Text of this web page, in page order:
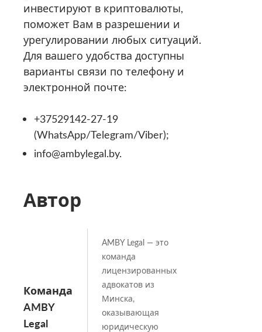
инвестируют в криптовалюты,
поможет Вам в разрешении и
урегулировании любых ситуаций.
Для вашего удобства доступны
варианты связи по телефону и
электронной почте:
+37529142-27-19
(WhatsApp/Telegram/Viber);
info@ambylegal.by.
Автор
Команда
AMBY
Legal
AMBY Legal — это
команда
лицензированных
адвокатов из
Минска,
оказывающая
юридическую